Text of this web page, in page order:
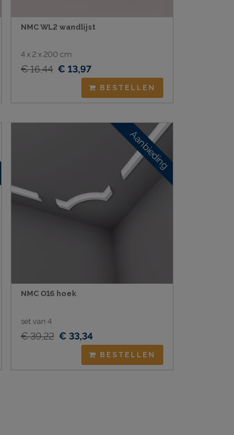
NMC WL2 wandlijst
4 x 2 x 200 cm
€ 16,44 € 13,97
BESTELLEN
Aanbieding
NMC O16 hoek
set van 4
€ 39,22 € 33,34
BESTELLEN